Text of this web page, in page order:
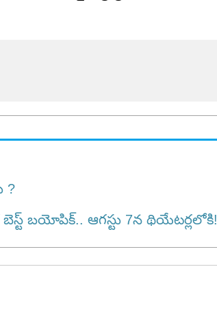
?
బయోపిక్.. ఆగస్టు 7న థియేటర్లలోకి!